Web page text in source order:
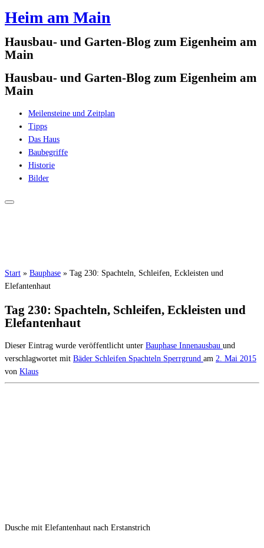
Zum
springen
Heim am Main
Hausbau- und Garten-Blog zum Eigenheim am
Main
Hausbau- und Garten-Blog zum Eigenheim am
Main
Meilensteine und Zeitplan
Tipps
Das Haus
Baubegriffe
Historie
Bilder
Start » Bauphase » Tag 230: Spachteln, Schleifen, Eckleisten und
Elefantenhaut
Tag 230: Spachteln, Schleifen, Eckleisten und
Elefantenhaut
Dieser Eintrag wurde veröffentlicht unter Bauphase Innenausbau und
verschlagwortet mit Bäder Schleifen Spachteln Sperrgrund am 2. Mai 2015
von Klaus
Dusche mit Elefantenhaut nach Erstanstrich